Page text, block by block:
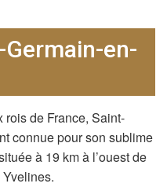
en-
rois de France, Saint-
connue pour son sublime
à 19 km à l’ouest de